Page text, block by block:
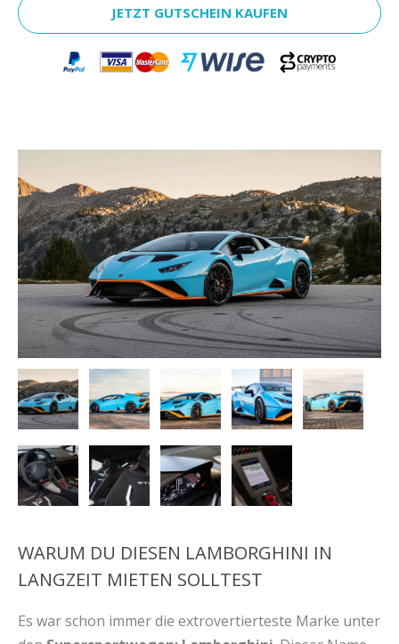
JETZT GUTSCHEIN KAUFEN
WARUM DU DIESEN LAMBORGHINI IN
LANGZEIT MIETEN SOLLTEST
Es war schon immer die extrovertierteste Marke unter